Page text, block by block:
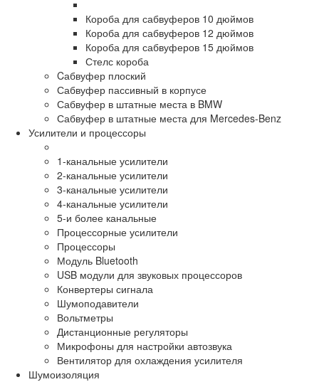
Короба для сабвуферов 10 дюймов
Короба для сабвуферов 12 дюймов
Короба для сабвуферов 15 дюймов
Стелс короба
Cабвуфер плоский
Сабвуфер пассивный в корпусе
Сабвуфер в штатные места в BMW
Сабвуфер в штатные места для Mercedes-Benz
Усилители и процессоры
1-канальные усилители
2-канальные усилители
3-канальные усилители
4-канальные усилители
5-и более канальные
Процессорные усилители
Процессоры
Модуль Bluetooth
USB модули для звуковых процессоров
Конвертеры сигнала
Шумоподавители
Вольтметры
Дистанционные регуляторы
Микрофоны для настройки автозвука
Вентилятор для охлаждения усилителя
Шумоизоляция